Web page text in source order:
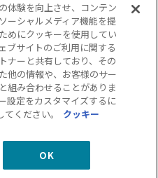
いについて
リティ方針
情報の取り扱いについて
プ
体験を向上させ、コンテン
ーシャルメディア機能を提
めにクッキーを使用してい
ブサイトのご利用に関する
ナーと共有しており、その
他の情報や、お客様のサー
組み合わせることがありま
設定をカスタマイズするに
ください。
クッキー
OK